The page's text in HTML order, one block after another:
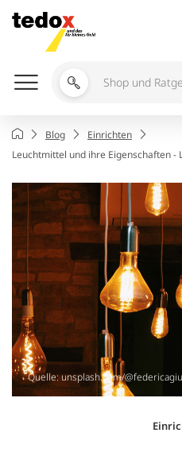
Inhalt
springen
Shop
Ratgeber
durchsuchen
Startseite
Blog
Einrichten
Leuchtmittel und ihre Eigenschaften -
Quelle: unsplash.com/